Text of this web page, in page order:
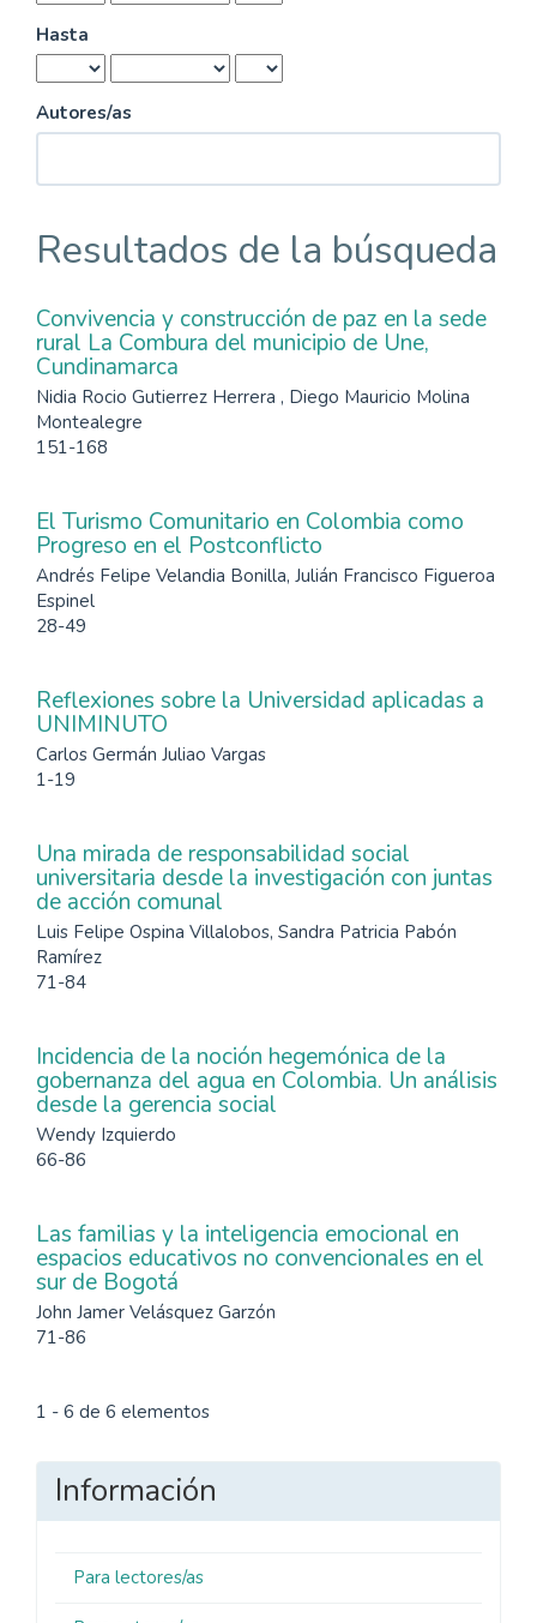
Hasta
Autores/as
Resultados de la búsqueda
Convivencia y construcción de paz en la sede
rural La Combura del municipio de Une,
Cundinamarca
Nidia Rocio Gutierrez Herrera , Diego Mauricio Molina
Montealegre
151-168
El Turismo Comunitario en Colombia como
Progreso en el Postconflicto
Andrés Felipe Velandia Bonilla, Julián Francisco Figueroa
Espinel
28-49
Reflexiones sobre la Universidad aplicadas a
UNIMINUTO
Carlos Germán Juliao Vargas
1-19
Una mirada de responsabilidad social
universitaria desde la investigación con juntas
de acción comunal
Luis Felipe Ospina Villalobos, Sandra Patricia Pabón
Ramírez
71-84
Incidencia de la noción hegemónica de la
gobernanza del agua en Colombia. Un análisis
desde la gerencia social
Wendy Izquierdo
66-86
Las familias y la inteligencia emocional en
espacios educativos no convencionales en el
sur de Bogotá
John Jamer Velásquez Garzón
71-86
1 - 6 de 6 elementos
Información
Para lectores/as